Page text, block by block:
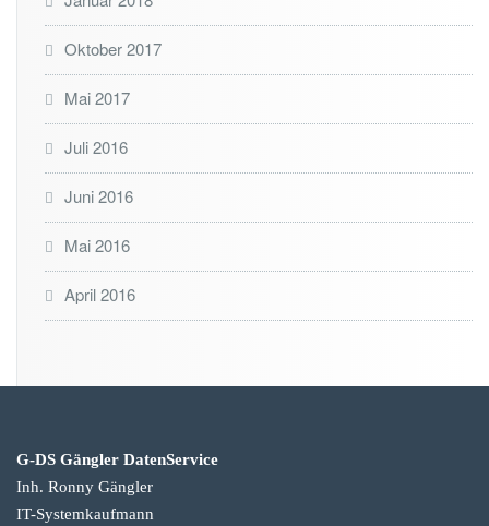
Oktober 2017
Mai 2017
Juli 2016
Juni 2016
Mai 2016
April 2016
G-DS Gängler DatenService
Inh. Ronny Gängler
IT-Systemkaufmann